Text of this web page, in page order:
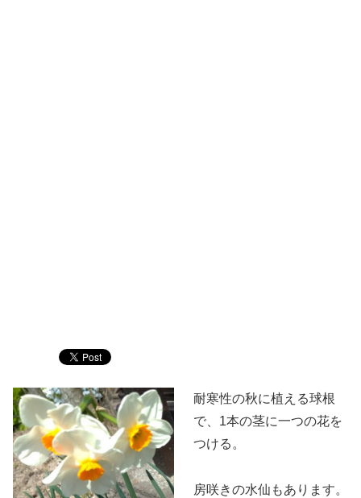
耐寒性の秋に植える球根
で、1本の茎に一つの花を
つける。
房咲きの水仙もあります。